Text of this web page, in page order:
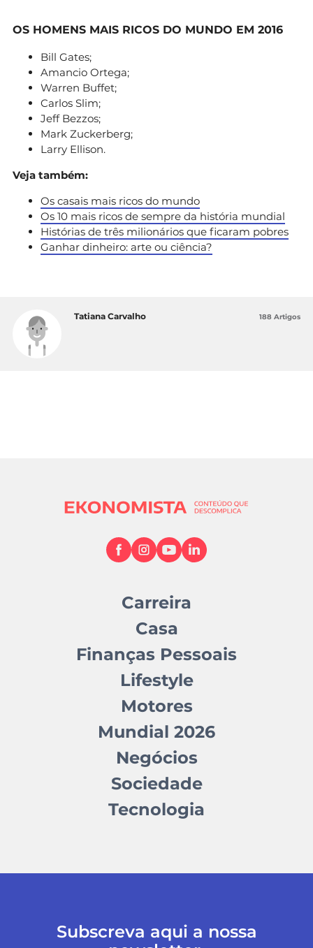
OS HOMENS MAIS RICOS DO MUNDO EM 2016
Bill Gates;
Amancio Ortega;
Warren Buffet;
Carlos Slim;
Jeff Bezzos;
Mark Zuckerberg;
Larry Ellison.
Veja também:
Os casais mais ricos do mundo
Os 10 mais ricos de sempre da história mundial
Histórias de três milionários que ficaram pobres
Ganhar dinheiro: arte ou ciência?
Tatiana Carvalho 188 Artigos
Carreira
Casa
Finanças Pessoais
Lifestyle
Motores
Mundial 2026
Negócios
Sociedade
Tecnologia
Subscreva aqui a nossa